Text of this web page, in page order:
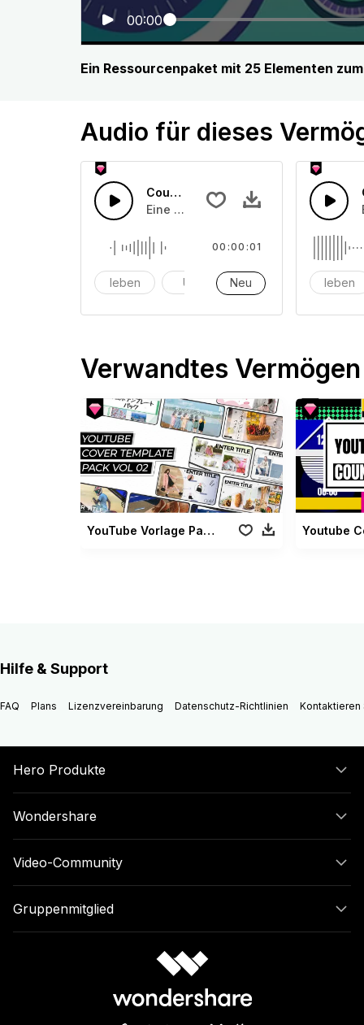
00:00
Ein Ressourcenpaket mit 25 Elementen
Audio für dieses
Countdown-Zähler 30
Eine Ansammlung von Countdown-
leben Uhr Alarm
00:00:01
Neu leben
Verwandtes Vermögen
YouTube Vorlage Pack Vol 02
Hilfe & Support
FAQ Plans Lizenzvereinbarung Datenschutz-Richtlinien Kontaktieren
Hero Produkte
Wondershare
Video-Community
Gruppenmitglied